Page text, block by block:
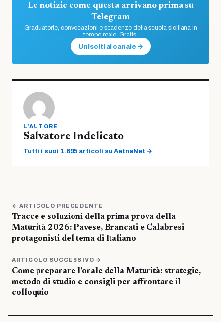
Le notizie come questa arrivano prima su
Telegram
Graduatorie, convocazioni e scadenze della scuola siciliana in
tempo reale. Gratis.
Unisciti al canale →
L'AUTORE
Salvatore Indelicato
Tutti i suoi 1.695 articoli su AetnaNet →
← ARTICOLO PRECEDENTE
Tracce e soluzioni della prima prova della
Maturità 2026: Pavese, Brancati e Calabresi
protagonisti del tema di Italiano
ARTICOLO SUCCESSIVO →
Come preparare l’orale della Maturità: strategie,
metodo di studio e consigli per affrontare il
colloquio